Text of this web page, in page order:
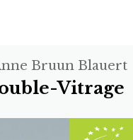
Bruun Blauert
Vitrage